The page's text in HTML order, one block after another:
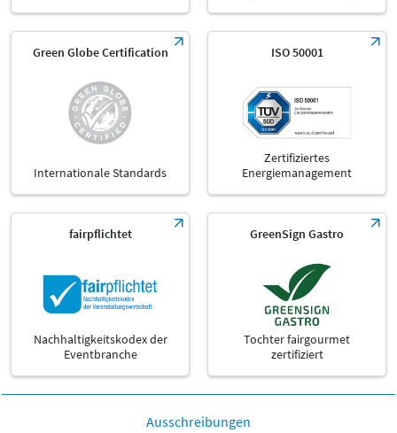
Green Globe Certification
Internationale Standards
ISO 50001
Zertifiziertes
Energiemanagement
fairpflichtet
Nachhaltigkeitskodex der
Eventbranche
GreenSign Gastro
Tochter fairgourmet
zertifiziert
Ausschreibungen